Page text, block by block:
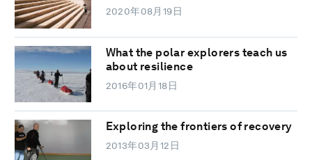
2020年08月19日
What the polar explorers teach us
about resilience
2016年01月18日
Exploring the frontiers of recovery
2013年03月12日